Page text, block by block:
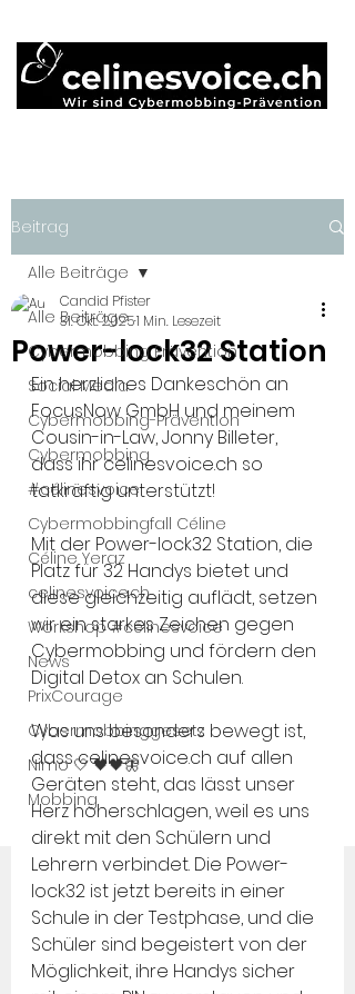
Beitrag
Alle Beiträge
Cybermobbing Prävention
Social Media
Cybermobbing-Prävention
Cybermobbing
#célinesvoice
Cybermobbingfall Céline
Céline Yeraz
celinesvoice.ch
Workshop #célinesvoice
News
PrixCourage
Cybermobbinggesetz
Nimo 🤍 🖤🖤🦋
Mobbing
Alle Beiträge
Power-lock32 Station
Candid Pfister
31. Okt. 20251 Min. Lesezeit
Ein herzliches Dankeschön an
FocusNow GmbH und meinem
Cousin-in-Law, Jonny Billeter,
dass ihr celinesvoice.ch so
tatkräftig unterstützt!
Mit der Power-lock32 Station, die
Platz für 32 Handys bietet und
diese gleichzeitig auflädt, setzen
wir ein starkes Zeichen gegen
Cybermobbing und fördern den
Digital Detox an Schulen.
Was uns besonders bewegt ist,
dass celinesvoice.ch auf allen
Geräten steht, das lässt unser
Herz höherschlagen, weil es uns
direkt mit den Schülern und
Lehrern verbindet. Die Power-
lock32 ist jetzt bereits in einer
Schule in der Testphase, und die
Schüler sind begeistert von der
Möglichkeit, ihre Handys sicher